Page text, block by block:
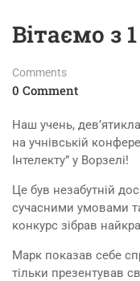
Вітаємо з
Comments
0 Comment
Наш учень,
на учнівській
Інтелекту” у Ворзелі!
Це був незабутній
сучасними умовами
конкурс зібрав
Марк показав себе
тільки презентував